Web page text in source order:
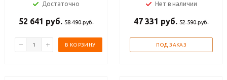
Достаточно
52 641 руб. 58 490руб.
В КОРЗИНУ
Нет в наличии
47 331 руб. 52 590руб.
ПОД ЗАКАЗ